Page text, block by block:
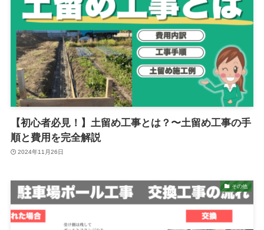
【初心者必見！】土留め工事とは？〜土留め工事の手
順と費用を完全解説
2024年11月26日
その他